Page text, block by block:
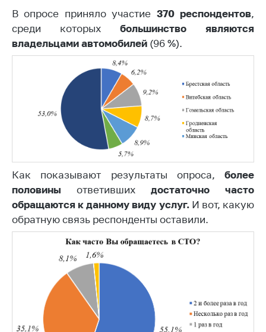
Новости
Обратиться в МАРТ
Личный прием
граждан и юр. лиц
Прямaя телефоннaя
линия
Горячая линия
Электронные
обращения
Сообщить о росте
цен на товары
Сообщить о росте
цен на лекарства и
медицинские
изделия
Контакты
Адрес и режим
работы
В опросе приняло участие 370 респондентов,
среди которых большинство являются
владельцами автомобилей (96 %).
Как показывают результаты опроса, более
половины ответивших достаточно часто
обращаются к данному виду услуг. И вот, какую
обратную связь респонденты оставили.